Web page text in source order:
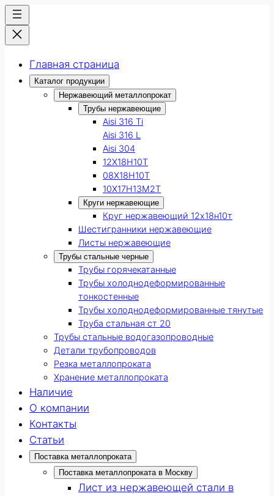
Главная страница
Каталог продукции
Нержавеющий металлопрокат
Трубы нержавеющие
Aisi 316 Ti
Aisi 316 L
Aisi 304
12Х18Н10Т
08Х18Н10Т
10Х17Н13М2Т
Круги нержавеющие
Круг нержавеющий 12х18н10т
Шестигранники нержавеющие
Листы нержавеющие
Трубы стальные черные
Трубы горячекатанные
Трубы холоднодеформированные
тонкостенные
Трубы холоднодеформированные тянутые
Труба стальная ст 20
Трубы стальные водогазопроводные
Детали трубопроводов
Резка металлопроката
Хранение металлопроката
Наличие
О компании
Контакты
Статьи
Поставка металлопроката
Поставка металлопроката в Москву
Лист из нержавеющей стали в